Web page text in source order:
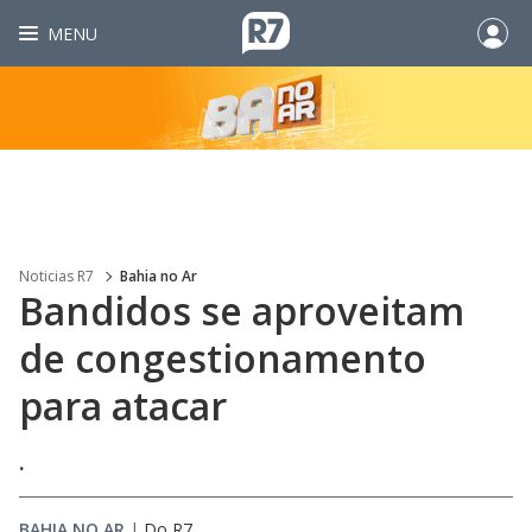
MENU
Noticias R7 Bahia no Ar
Bandidos se aproveitam
de congestionamento
para atacar
.